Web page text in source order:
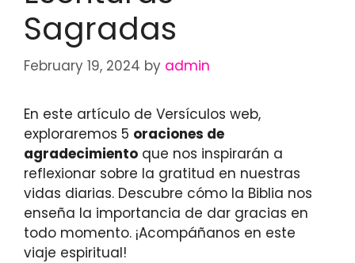
Sagradas
February 19, 2024 by admin
En este artículo de Versículos web,
exploraremos 5 oraciones de
agradecimiento que nos inspirarán a
reflexionar sobre la gratitud en nuestras
vidas diarias. Descubre cómo la Biblia nos
enseña la importancia de dar gracias en
todo momento. ¡Acompáñanos en este
viaje espiritual!